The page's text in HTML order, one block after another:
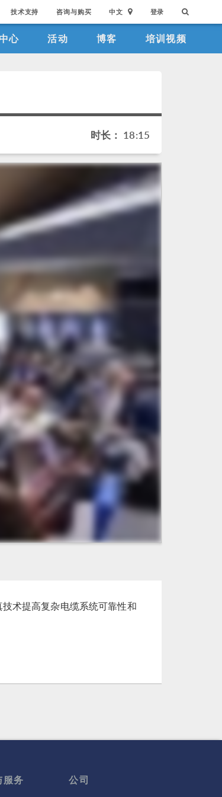
技术支持 咨询与购买 中文 登录
心 活动 博客 培训视频
时长： 18:15
术提高复杂电缆系统可靠性和
服务 公司